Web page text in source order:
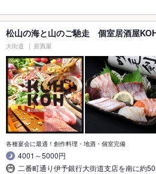
松山の海と山のご馳走 個室居酒屋
大街道 居酒屋
各種宴会に最適！創作料理・地酒・個室完備
4001～5000円
二番町通り伊予銀行大街道支店を南に約